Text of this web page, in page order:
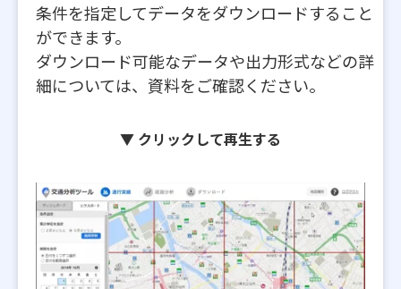
条件を指定してデータをダウンロードすること
ができます。
ダウンロード可能なデータや出力形式などの詳
細については、資料をご確認ください。
▼ クリックして再生する